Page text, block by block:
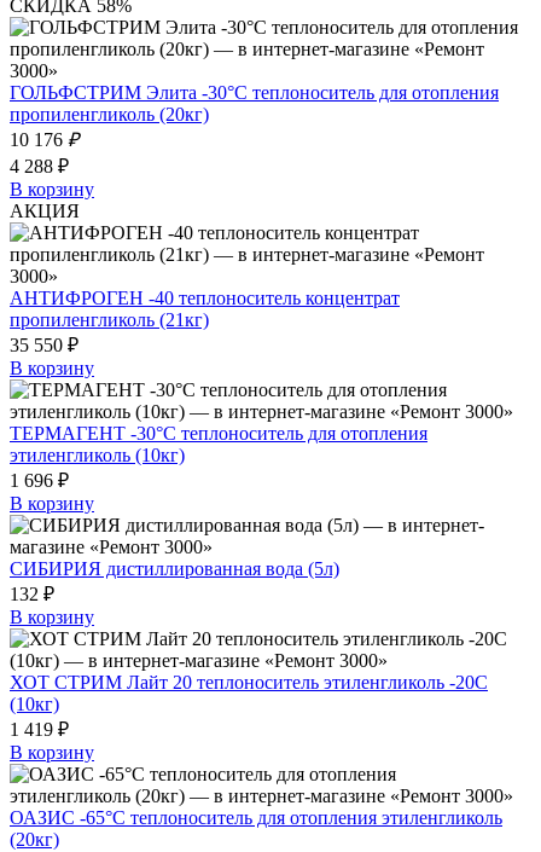
СКИДКА 58%
ГОЛЬФСТРИМ Элита -30°C теплоноситель для отопления
пропиленгликоль (20кг)
10 176 ₽
4 288 ₽
В корзину
АКЦИЯ
АНТИФРОГЕН -40 теплоноситель концентрат
пропиленгликоль (21кг)
35 550 ₽
В корзину
ТЕРМАГЕНТ -30°C теплоноситель для отопления
этиленгликоль (10кг)
1 696 ₽
В корзину
СИБИРИЯ дистиллированная вода (5л)
132 ₽
В корзину
ХОТ СТРИМ Лайт 20 теплоноситель этиленгликоль -20С
(10кг)
1 419 ₽
В корзину
ОАЗИС -65°C теплоноситель для отопления этиленгликоль
(20кг)